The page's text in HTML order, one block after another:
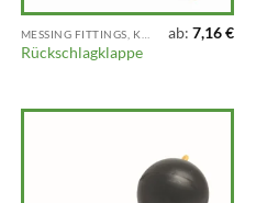
Rückschlagklappe
ab:7,16€